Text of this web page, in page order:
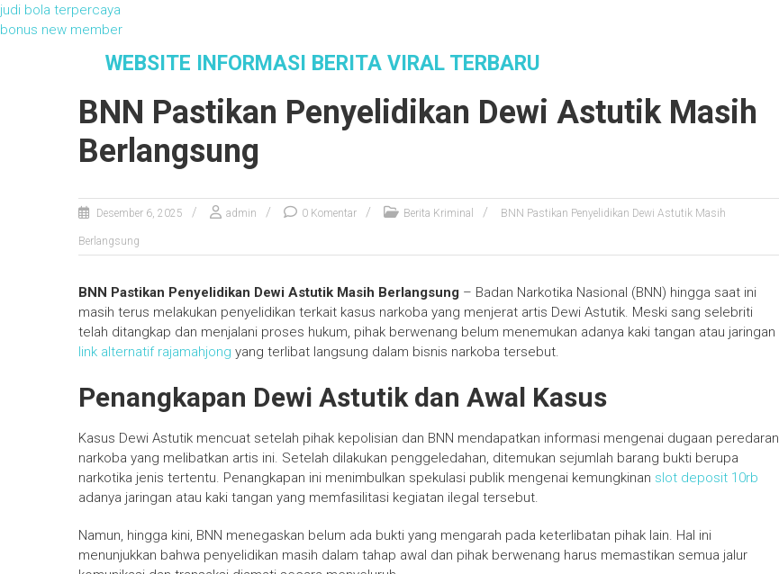
judi bola terpercaya
bonus new member
WEBSITE INFORMASI BERITA VIRAL TERBARU
BNN Pastikan Penyelidikan Dewi Astutik Masih
Berlangsung
Desember 6, 2025 admin 0 Komentar Berita Kriminal BNN Pastikan Penyelidikan Dewi Astutik Masih
Berlangsung
BNN Pastikan Penyelidikan Dewi Astutik Masih Berlangsung – Badan Narkotika Nasional (BNN) hingga saat ini
masih terus melakukan penyelidikan terkait kasus narkoba yang menjerat artis Dewi Astutik. Meski sang selebriti
telah ditangkap dan menjalani proses hukum, pihak berwenang belum menemukan adanya kaki tangan atau jaringan
link alternatif rajamahjong yang terlibat langsung dalam bisnis narkoba tersebut.
Penangkapan Dewi Astutik dan Awal Kasus
Kasus Dewi Astutik mencuat setelah pihak kepolisian dan BNN mendapatkan informasi mengenai dugaan peredaran
narkoba yang melibatkan artis ini. Setelah dilakukan penggeledahan, ditemukan sejumlah barang bukti berupa
narkotika jenis tertentu. Penangkapan ini menimbulkan spekulasi publik mengenai kemungkinan slot deposit 10rb
adanya jaringan atau kaki tangan yang memfasilitasi kegiatan ilegal tersebut.
Namun, hingga kini, BNN menegaskan belum ada bukti yang mengarah pada keterlibatan pihak lain. Hal ini
menunjukkan bahwa penyelidikan masih dalam tahap awal dan pihak berwenang harus memastikan semua jalur